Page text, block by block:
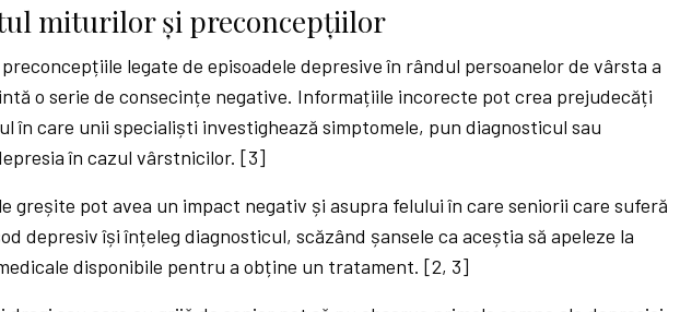
miturilor și preconcepțiilor
legate de episoadele depresive în rândul persoanelor de vârsta a
o serie de consecințe negative. Informațiile incorecte pot crea prejudecăți
în care unii specialiști investighează simptomele, pun diagnosticul sau
în cazul vârstnicilor. [3]
greșite pot avea un impact negativ și asupra felului în care seniorii care suferă
depresiv își înțeleg diagnosticul, scăzând șansele ca aceștia să apeleze la
disponibile pentru a obține un tratament. [2, 3]